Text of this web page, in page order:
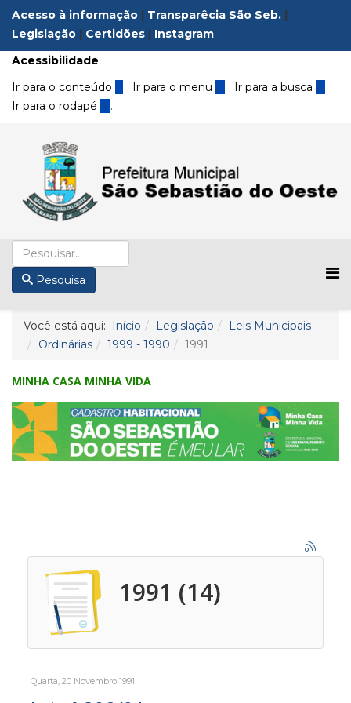
Acesso à informação | Transparêcia São Seb. |
Legislação | Certidões | Instagram
Acessibilidade
Ir para o conteúdo 1 Ir para o menu 2 Ir para a busca3
Ir para o rodapé 4 .
Pesquisa
Você está aqui: Início Legislação
Leis Municipais
Ordinárias
1999 - 1990 1991
MINHA CASA MINHA VIDA
1991 (14)
Quarta, 20 Novembro 1991